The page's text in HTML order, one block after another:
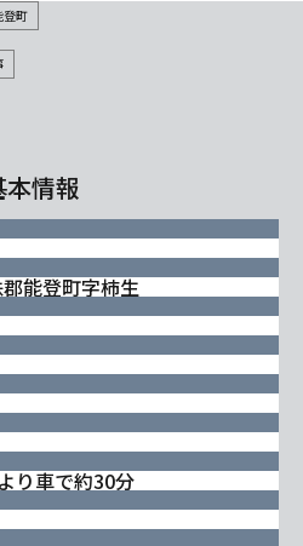
登町
本情報
能登町字柿生
り車で約30分